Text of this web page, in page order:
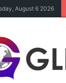
August 6 2026